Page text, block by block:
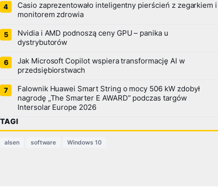
Casio zaprezentowało inteligentny pierścień z zegarkiem i
monitorem zdrowia
Nvidia i AMD podnoszą ceny GPU – panika u
dystrybutorów
Jak Microsoft Copilot wspiera transformację AI w
przedsiębiorstwach
Falownik Huawei Smart String o mocy 506 kW zdobył
nagrodę „The Smarter E AWARD” podczas targów
Intersolar Europe 2026
TAGI
alsen software Windows 10